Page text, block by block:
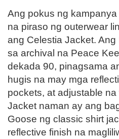
Ang pokus ng
na piraso ng outerwear
ang Celestia Jacket.
sa archival na Peace
dekada 90, pinagsama
hugis na may mga
pockets, at adjustable
Jacket naman ay ang
Goose ng classic shirt
reflective finish na